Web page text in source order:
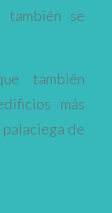
también se
también
más
de